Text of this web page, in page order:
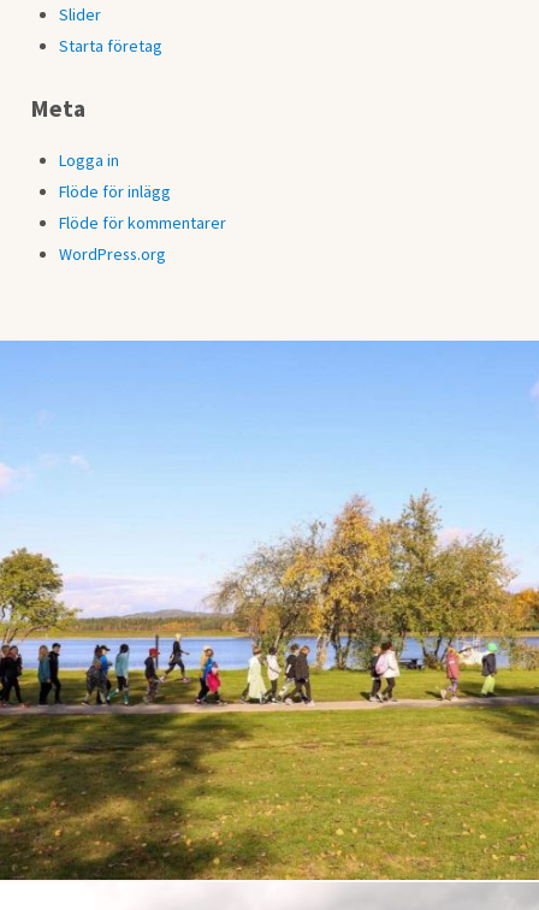
Slider
Starta företag
Meta
Logga in
Flöde för inlägg
Flöde för kommentarer
WordPress.org